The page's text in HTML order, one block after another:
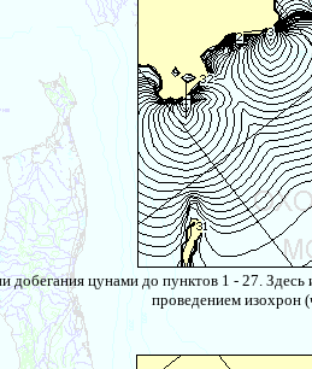
добегания цунами до пунктов 1 - 27.
проведением изохрон